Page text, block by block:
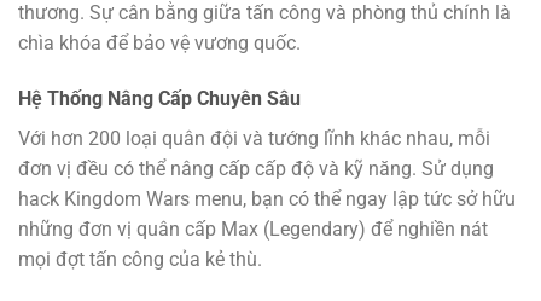
thương. Sự cân bằng giữa tấn công và phòng thủ chính là
chìa khóa để bảo vệ vương quốc.
Hệ Thống Nâng Cấp Chuyên Sâu
Với hơn 200 loại quân đội và tướng lĩnh khác nhau, mỗi
đơn vị đều có thể nâng cấp cấp độ và kỹ năng. Sử dụng
hack Kingdom Wars menu, bạn có thể ngay lập tức sở hữu
những đơn vị quân cấp Max (Legendary) để nghiền nát
mọi đợt tấn công của kẻ thù.